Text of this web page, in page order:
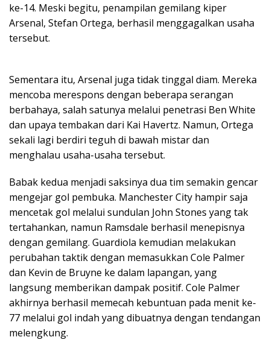
ke-14. Meski begitu, penampilan gemilang kiper
Arsenal, Stefan Ortega, berhasil menggagalkan usaha
tersebut.
Sementara itu, Arsenal juga tidak tinggal diam. Mereka
mencoba merespons dengan beberapa serangan
berbahaya, salah satunya melalui penetrasi Ben White
dan upaya tembakan dari Kai Havertz. Namun, Ortega
sekali lagi berdiri teguh di bawah mistar dan
menghalau usaha-usaha tersebut.
Babak kedua menjadi saksinya dua tim semakin gencar
mengejar gol pembuka. Manchester City hampir saja
mencetak gol melalui sundulan John Stones yang tak
tertahankan, namun Ramsdale berhasil menepisnya
dengan gemilang. Guardiola kemudian melakukan
perubahan taktik dengan memasukkan Cole Palmer
dan Kevin de Bruyne ke dalam lapangan, yang
langsung memberikan dampak positif. Cole Palmer
akhirnya berhasil memecah kebuntuan pada menit ke-
77 melalui gol indah yang dibuatnya dengan tendangan
melengkung.